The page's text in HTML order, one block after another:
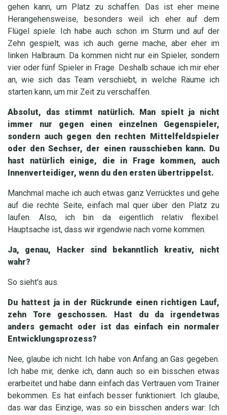
gehen kann, um Platz zu schaffen. Das ist eher meine
Herangehensweise, besonders weil ich eher auf dem
Flügel spiele. Ich habe auch schon im Sturm und auf der
Zehn gespielt, was ich auch gerne mache, aber eher im
linken Halbraum. Da kommen nicht nur ein Spieler, sondern
vier oder fünf Spieler in Frage. Deshalb schaue ich mir eher
an, wie sich das Team verschiebt, in welche Räume ich
starten kann, um mir Zeit zu verschaffen.
Absolut, das stimmt natürlich. Man spielt ja nicht
immer nur gegen einen einzelnen Gegenspieler,
sondern auch gegen den rechten Mittelfeldspieler
oder den Sechser, der einen rausschieben kann. Du
hast natürlich einige, die in Frage kommen, auch
Innenverteidiger, wenn du den ersten übertrippelst.
Manchmal mache ich auch etwas ganz Verrücktes und gehe
auf die rechte Seite, einfach mal quer über den Platz zu
laufen. Also, ich bin da eigentlich relativ flexibel.
Hauptsache ist, dass wir irgendwie nach vorne kommen.
Ja, genau, Hacker sind bekanntlich kreativ, nicht
wahr?
So sieht's aus.
Du hattest ja in der Rückrunde einen richtigen Lauf,
zehn Tore geschossen. Hast du da irgendetwas
anders gemacht oder ist das einfach ein normaler
Entwicklungsprozess?
Nee, glaube ich nicht. Ich habe von Anfang an Gas gegeben.
Ich habe mir, denke ich, dann auch so ein bisschen etwas
erarbeitet und habe dann einfach das Vertrauen vom Trainer
bekommen. Es hat einfach besser funktioniert. Ich glaube,
das war das Einzige, was so ein bisschen anders war: Ich